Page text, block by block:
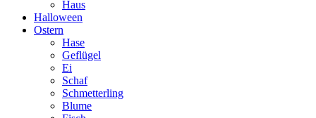
Haus
Halloween
Ostern
Hase
Geflügel
Ei
Schaf
Schmetterling
Blume